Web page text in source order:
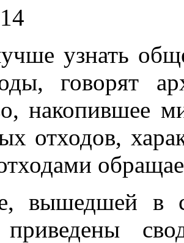
узнать
говорят
накопившее
отходов,
вышедшей в